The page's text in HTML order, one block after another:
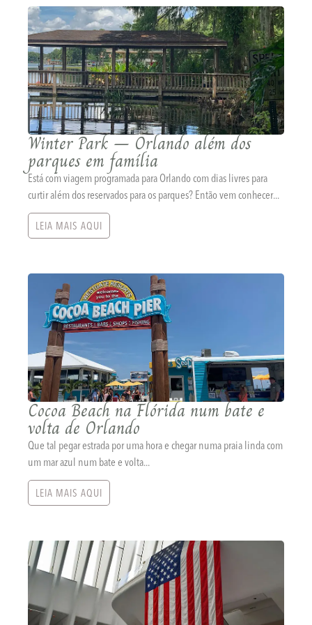
Winter Park – Orlando além dos
parques em família
Está com viagem programada para Orlando com dias livres para
curtir além dos reservados para os parques? Então vem conhecer...
LEIA MAIS AQUI
Cocoa Beach na Flórida num bate e
volta de Orlando
Que tal pegar estrada por uma hora e chegar numa praia linda com
um mar azul num bate e volta...
LEIA MAIS AQUI